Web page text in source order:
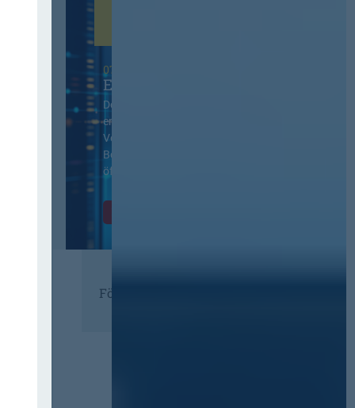
07. Oktober 2026 in Berlin
EVB-IT Thementag
Der Thementag für die
ergänzenden
Vertragsbedingungen von IT-
Beschaffung in der
öffentlichen Verwaltung
Förderer